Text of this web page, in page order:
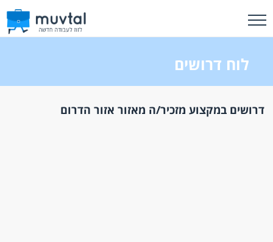
לוח דרושים
דרושים במקצוע מזכיר/ה מאזור אזור הדרום